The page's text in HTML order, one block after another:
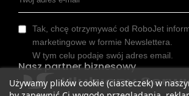
Używamy plików cookie (ciasteczek) w
Tak, chcę otrzymywać od RoboJet
marketingowe w formie Newslettera.
W tym celu podaje swój adres email.
Nasz partner biznesowy